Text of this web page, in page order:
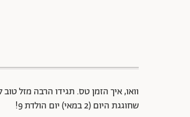
וואו, איך הזמן טס. תגידו הרבה מזל טוב
שחוגגת היום (2 במאי) יום הולדת 9!